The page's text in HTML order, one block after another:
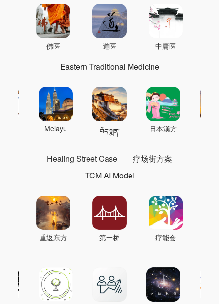
佛医 道医 中庸医
Eastern Traditional Medicine
Melayu བོད་སྨན། 日本漢方
Healing Street Case
疗场街方案
TCM AI Model
重返东方 第一桥 疗能会